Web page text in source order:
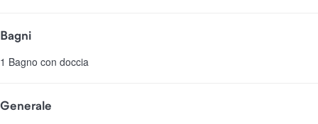
Bagni
1 Bagno con doccia
Generale